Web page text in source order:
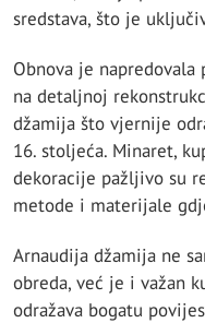
sredstava, što je
Obnova je
na detaljnoj
džamija što vjernije
16. stoljeća. Minaret,
dekoracije pažljivo su
metode i materijale
Arnaudija džamija ne
obreda, već je i važan
odražava bogatu